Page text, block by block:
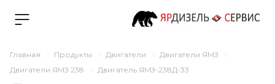
Главная Продукты Двигатели
Двигатели ЯМЗ
Двигатели ЯМЗ 238
Двигатель ЯМЗ-238Д-33